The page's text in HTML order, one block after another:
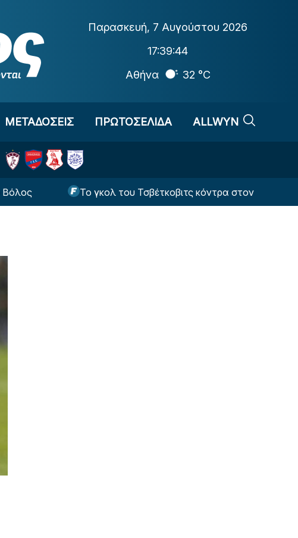
Παρασκευή, 7 Αυγούστου 2026
17:39:44
Αθήνα
32 °C
ΜΕΤΑΔΟΣΕΙΣ ΠΡΩΤΟΣΕΛΙΔΑ ALLWYN
Το γκολ του Τσβέτκοβιτς κόντρα στον ΠΑΟΚ δεν